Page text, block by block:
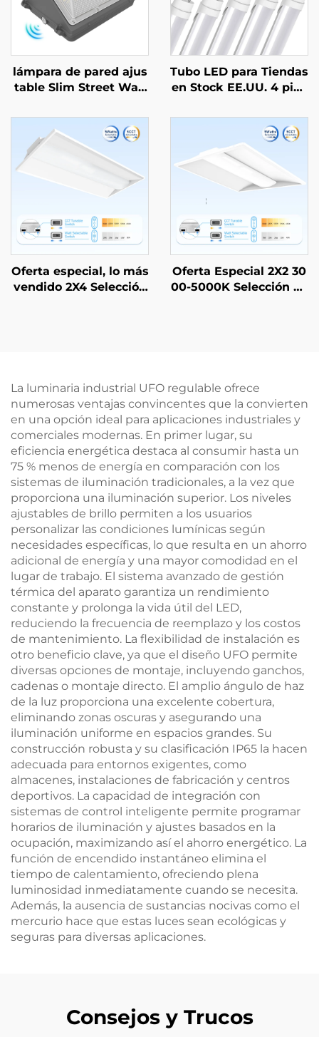
lámpara de pared ajus
table Slim Street Wall
egulable con 3CCT y 3
potencias, resistente a
l agua IP65, con sensor
de movimiento
Tubo LED para Tiendas
en Stock EE.UU. 4 pies
W Con 5CCT y Potenci
a Ajustable 5Potencias
Aluminio G13 T8 Tubo
LED para Oficinas
Oferta especial, lo más
vendido 2X4 Selección
Oferta Especial 2X2 30
00-5000K Selección de
La luminaria industrial UFO regulable ofrece
numerosas ventajas convincentes que la convierten
en una opción ideal para aplicaciones industriales y
comerciales modernas. En primer lugar, su
eficiencia energética destaca al consumir hasta un
75 % menos de energía en comparación con los
sistemas de iluminación tradicionales, a la vez que
proporciona una iluminación superior. Los niveles
ajustables de brillo permiten a los usuarios
personalizar las condiciones lumínicas según
necesidades específicas, lo que resulta en un ahorro
adicional de energía y una mayor comodidad en el
lugar de trabajo. El sistema avanzado de gestión
térmica del aparato garantiza un rendimiento
constante y prolonga la vida útil del LED,
reduciendo la frecuencia de reemplazo y los costos
de mantenimiento. La flexibilidad de instalación es
otro beneficio clave, ya que el diseño UFO permite
diversas opciones de montaje, incluyendo ganchos,
cadenas o montaje directo. El amplio ángulo de haz
de la luz proporciona una excelente cobertura,
eliminando zonas oscuras y asegurando una
iluminación uniforme en espacios grandes. Su
construcción robusta y su clasificación IP65 la hacen
adecuada para entornos exigentes, como
almacenes, instalaciones de fabricación y centros
deportivos. La capacidad de integración con
sistemas de control inteligente permite programar
horarios de iluminación y ajustes basados en la
ocupación, maximizando así el ahorro energético. La
función de encendido instantáneo elimina el
tiempo de calentamiento, ofreciendo plena
luminosidad inmediatamente cuando se necesita.
Además, la ausencia de sustancias nocivas como el
mercurio hace que estas luces sean ecológicas y
seguras para diversas aplicaciones.
Consejos y Trucos